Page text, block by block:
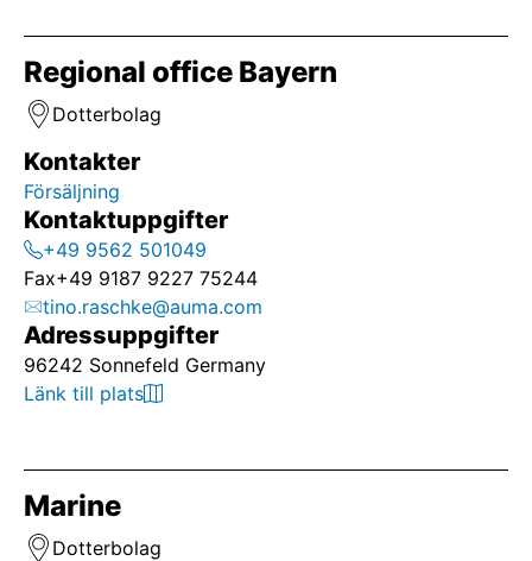
Regional office Bayern
Dotterbolag
Kontakter
Försäljning
Kontaktuppgifter
+49 9562 501049
Fax+49 9187 9227 75244
tino.raschke@auma.com
Adressuppgifter
96242 Sonnefeld Germany
Länk till plats
Marine
Dotterbolag